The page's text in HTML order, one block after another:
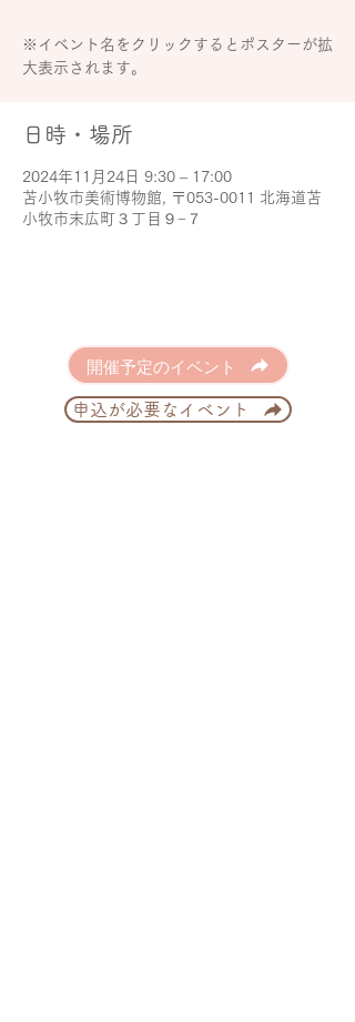
※イベント名をクリックするとポスターが拡
大表示されます。
日時・場所
2024年11月24日 9:30 – 17:00
苫小牧市美術博物館, 〒053-0011 北海道苫
小牧市末広町３丁目９−７
開催予定のイベント
申込が必要なイベント